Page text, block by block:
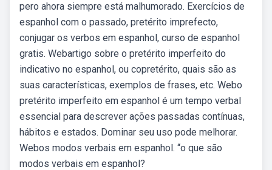
pero ahora siempre está malhumorado. Exercícios de
espanhol com o passado, pretérito imprefecto,
conjugar os verbos em espanhol, curso de espanhol
gratis. Webartigo sobre o pretérito imperfeito do
indicativo no espanhol, ou copretérito, quais são as
suas características, exemplos de frases, etc. Webo
pretérito imperfeito em espanhol é um tempo verbal
essencial para descrever ações passadas contínuas,
hábitos e estados. Dominar seu uso pode melhorar.
Webos modos verbais em espanhol. “o que são
modos verbais em espanhol?